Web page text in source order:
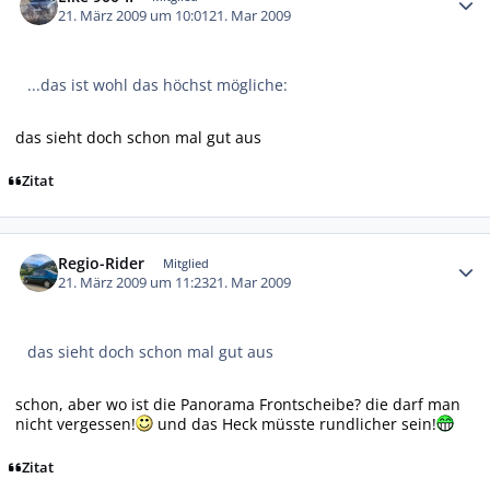
21. März 2009 um 10:0121. Mar 2009
...das ist wohl das höchst mögliche:
das sieht doch schon mal gut aus
Zitat
Regio-Rider Mitglied
21. März 2009 um 11:2321. Mar 2009
das sieht doch schon mal gut aus
schon, aber wo ist die Panorama Frontscheibe? die darf man
nicht vergessen!
und das Heck müsste rundlicher sein!
Zitat